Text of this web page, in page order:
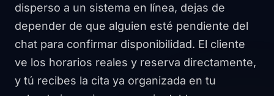
disperso a un sistema en línea, dejas de
depender de que alguien esté pendiente del
chat para confirmar disponibilidad. El cliente
ve los horarios reales y reserva directamente,
y tú recibes la cita ya organizada en tu